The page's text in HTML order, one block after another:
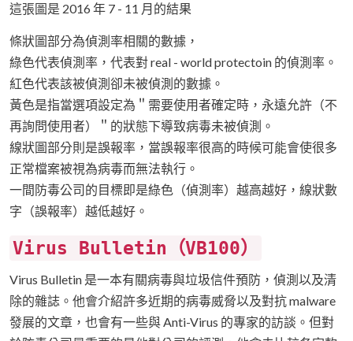
這張圖是 2016 年 7 - 11 月的結果
條狀圖部分為偵測率相關的數據，
綠色代表偵測率，代表對 real - world protectoin 的偵測率。
紅色代表該被偵測卻未被偵測的數據。
黃色是指當選項設定為＂需要使用者確定時，永遠允許（不
再詢問使用者）＂的狀態下導致病毒未被偵測。
線狀圖部分則是誤報率，當誤報率很高的時候可能會使很多
正常檔案被視為病毒而無法執行。
一間防毒公司的目標即是綠色（偵測率）越高越好，線狀數
字（誤報率）越低越好。
Virus Bulletin（VB100）
Virus Bulletin 是一本有關病毒與垃圾信件預防，偵測以及清
除的雜誌。他會介紹許多近期的病毒威脅以及對抗 malware
發展的文章，也會有一些與 Anti-Virus 的專家的訪談。但對